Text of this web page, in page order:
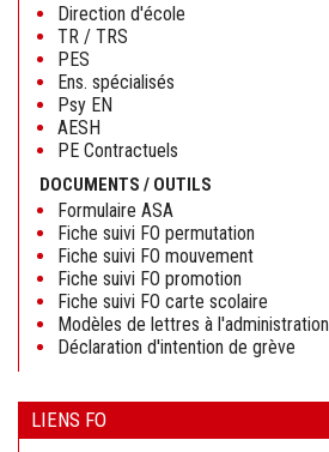
Direction d'école
TR / TRS
PES
Ens. spécialisés
Psy EN
AESH
PE Contractuels
DOCUMENTS / OUTILS
Formulaire ASA
Fiche suivi FO permutation
Fiche suivi FO mouvement
Fiche suivi FO promotion
Fiche suivi FO carte scolaire
Modèles de lettres à l'administration
Déclaration d'intention de grève
LIENS FO